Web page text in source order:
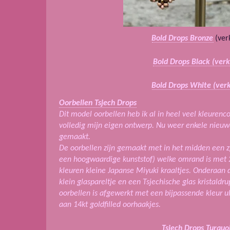
Bold Drops Bronze
Bold Drops Black
Bold Drops White
Oorbellen Tsjech Drops
Dit model oorbellen heb ik al in heel veel
volledig mijn eigen ontwerp. Nu weer enkele
gemaakt.
De oorbellen zijn gemaakt met in het midden een
een hoogwaardige kunststof) welke omrand is met
kleuren kleine Japanse Miyuki kraaltjes. Onderaan
klein glaspareltje en een Tsjechische glas
oorbellen is afgewerkt met een bijpassende kleur
aan 14kt goldfilled oorhaakjes.